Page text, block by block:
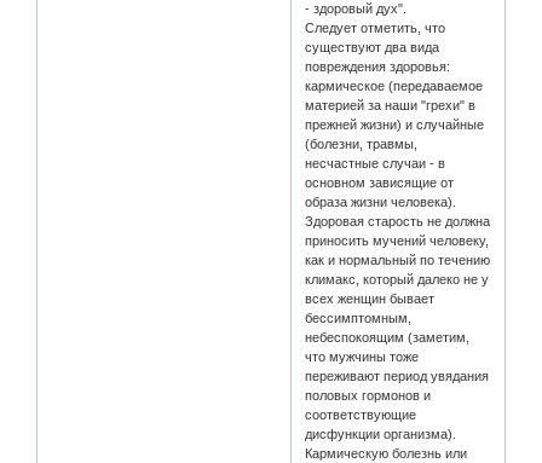
- здоровый дух".
Следует отметить, что
существуют два вида
повреждения здоровья:
кармическое (передаваемое
материей за наши "грехи" в
прежней жизни) и случайные
(болезни, травмы,
несчастные случаи - в
основном зависящие от
образа жизни человека).
Здоровая старость не должна
приносить мучений человеку,
как и нормальный по течению
климакс, который далеко не у
всех женщин бывает
бессимптомным,
небеспокоящим (заметим,
что мужчины тоже
переживают период увядания
половых гормонов и
соответствующие
дисфункции организма).
Кармическую болезнь или